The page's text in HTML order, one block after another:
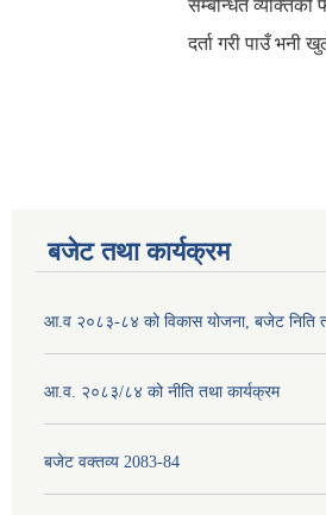
सम्बन्धित व्यक्तिको
दर्ता गरी पाउँ भनी
बजेट तथा कार्यक्रम
आ.व २०८३-८४ को विकास योजना, बजेट निति
आ.व. २०८३/८४ को नीति तथा कार्यक्रम
बजेट वक्तव्य 2083-84